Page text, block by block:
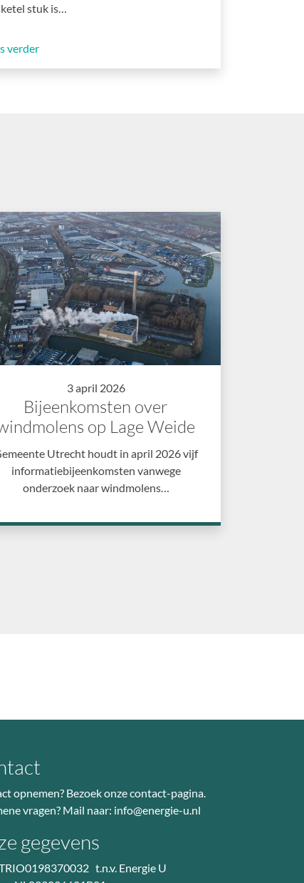
stuk is…
verder
3 april 2026
Bijeenkomsten over
op Lage Weide
Utrecht houdt in april 2026 vijf
informatiebijeenkomsten vanwege
onderzoek naar windmolens…
opnemen? Bezoekonze contact-pagina.
vragen? Mail naar: info@energie-u.nl
gegevens
t.n.v. Energie U